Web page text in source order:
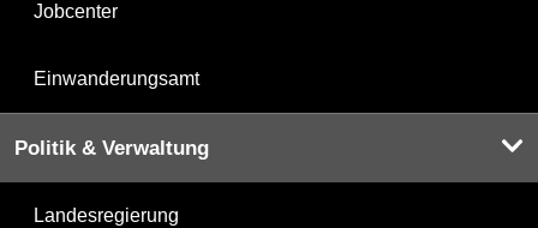
Jobcenter
Einwanderungsamt
Politik & Verwaltung
Landesregierung